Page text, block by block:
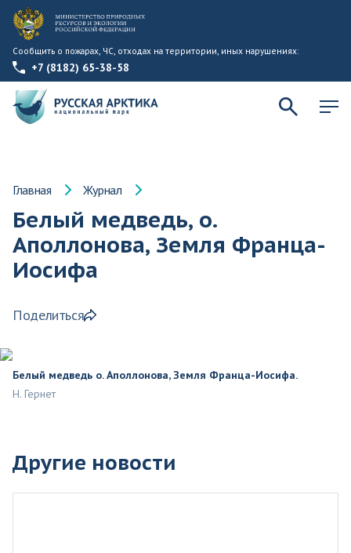
Сообщить о пожарах, ЧС, отходах на территории, иных нарушениях:
+7 (8182) 65-38-58
Главная Журнал
Белый медведь, о.
Аполлонова, Земля Франца-
Иосифа
Поделиться
Белый медведь о. Аполлонова, Земля Франца-Иосифа.
Н. Гернет
Другие новости